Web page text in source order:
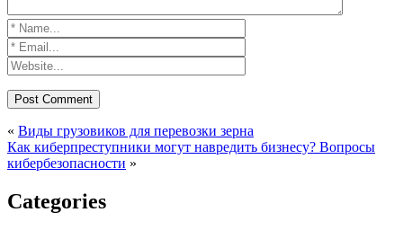
« Виды грузовиков для перевозки зерна
Как киберпреступники могут навредить бизнесу? Вопросы
кибербезопасности »
Categories